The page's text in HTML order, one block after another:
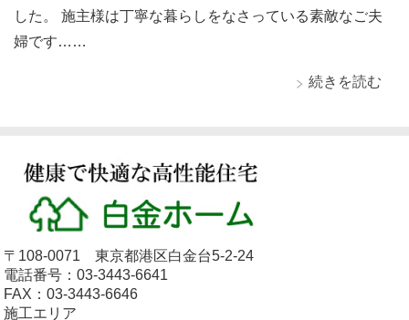
した。 施主様は丁寧な暮らしをなさっている素敵なご夫
婦です……
続きを読む
〒108-0071 東京都港区白金台5-2-24
電話番号：03-3443-6641
FAX：03-3443-6646
施工エリア